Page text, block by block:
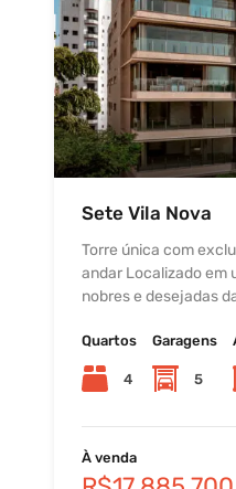
Sete Vila Nova
Torre única com
andar Localizado em
nobres e desejadas
Quartos
4
Garagens
5
À venda